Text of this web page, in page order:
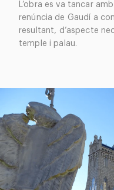
L’obra es va tancar
renúncia de Gaudí a
resultant, d’aspecte
temple i palau.